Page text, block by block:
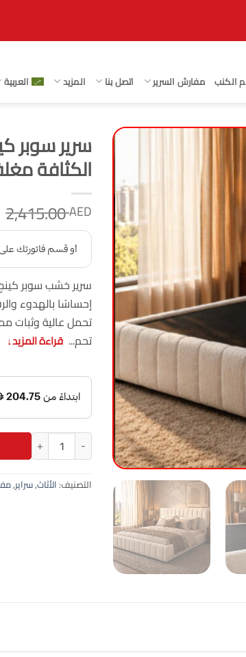
الكنب مفارش السرير اتصل بنا المزيد العربية
الكثافة
2,415.00AED
سرير خشب سوبر
تحمل عالية وثبات
تحم... قراءة المزيد↓
كمية سرير سوبر كينج 200×200 سم مودرن مبطن إسفنج عالي الكثافة مغلف بقماش مخملي خشب
التصنيف: الأثاث,سراير,